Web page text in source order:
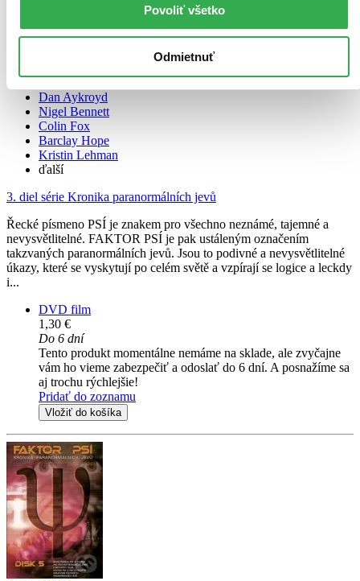
Povoliť všetko
Odmietnuť
Dan Aykroyd
Nigel Bennett
Colin Fox
Barclay Hope
Kristin Lehman
ďalší
3. diel série Kronika paranormálních jevů
Řecké písmeno PSÍ je znakem pro všechno neznámé, tajemné a
nevysvětlitelné. FAKTOR PSÍ je pak ustáleným označením
takzvaných paranormálních jevů. Jsou to podivné a nevysvětlitelné
úkazy, které se vyskytují po celém světě a vzpírají se logice a leckdy
i...
DVD film
1,30 €
Do 6 dní
Tento produkt momentálne nemáme na sklade, ale zvyčajne
vám ho vieme zabezpečiť a odoslať do 6 dní. A posnažíme sa
aj trochu rýchlejšie!
Pridať do zoznamu
Vložiť do košíka